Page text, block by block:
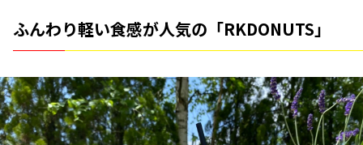
ふんわり軽い食感が人気の「RKDONUTS」